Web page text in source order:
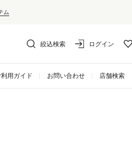
ム
絞込検索 ログイン
利用ガイド お問い合わせ 店舗検索